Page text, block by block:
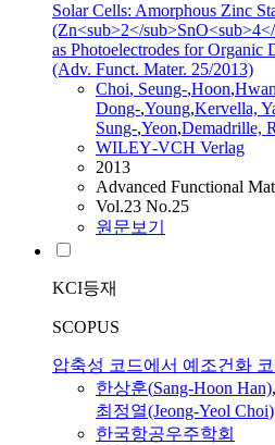
Solar Cells: Amorphous Zinc
(Zn<sub>2</
as Photoelectrodes for Organic
(Adv. Funct. Mater. 25/2013)
Choi, Seung‐,Hoon,
Dong‐,Young,Kervella,
Sung‐,Yeon,Demadrille,
WILEY‐VCH Verlag
2013
Advanced Functional
Vol.23 No.25
원문보기
KCI등재
SCOPUS
압축성 코드에서 예조건화
한상훈(Sang-Hoon Han),
최정열(Jeong-Yeol Choi)
한국항공우주학회